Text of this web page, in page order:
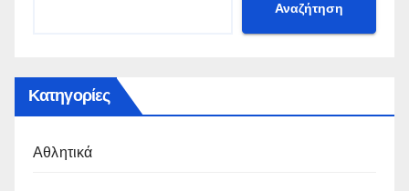
Αναζήτηση
Κατηγορίες
Αθλητικά